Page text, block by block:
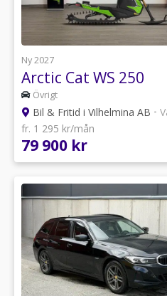
Ny 2027
Arctic Cat WS 250
Övrigt
Bil & Fritid i Vilhelmina AB •
fr. 1 295 kr/mån
79 900 kr